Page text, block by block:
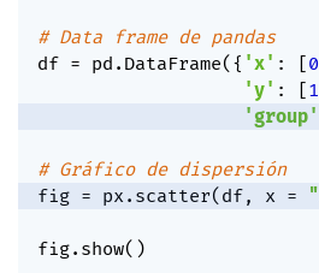
# Data frame de pandas
df = pd . DataFrame( { 'x' : [0
'y' : [
'group'
# Gráfico de dispersión
fig = px . scatter( df, x =
fig. show( )